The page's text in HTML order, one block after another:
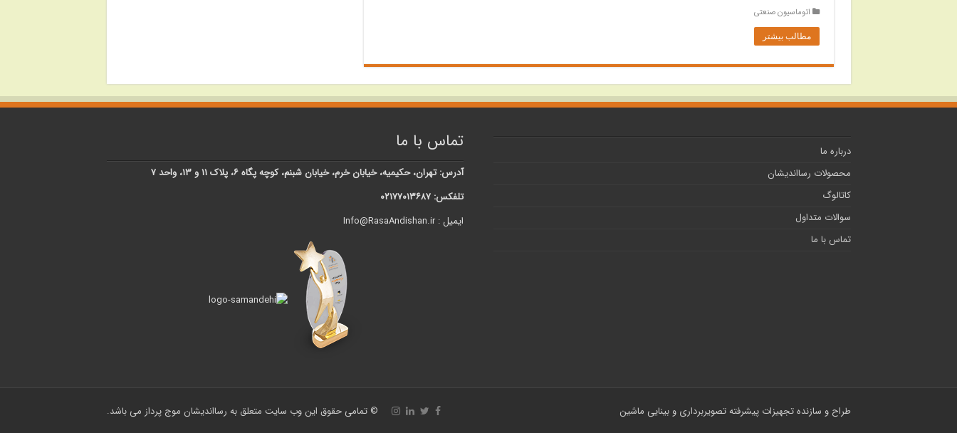
اتوماسیون صنعتی
مطالب بیشتر
درباره ما
محصولات رسااندیشان
کاتالوگ
سوالات متداول
تماس با ما
تماس با ما
آدرس: تهران، حکیمیه، خیابان خرم، خیابان شبنم، کوچه پگاه ۶، پلاک ۱۱ و ۱۳، واحد ۷
تلفکس: ۰۲۱۷۷۰۱۳۶۸۷
ایمیل : Info@RasaAndishan.ir
© تمامی حقوق این وب سایت متعلق به رسااندیشان موج پرداز می باشد. طراح و سازنده تجهیزات پیشرفته تصویربرداری و بینایی ماشین